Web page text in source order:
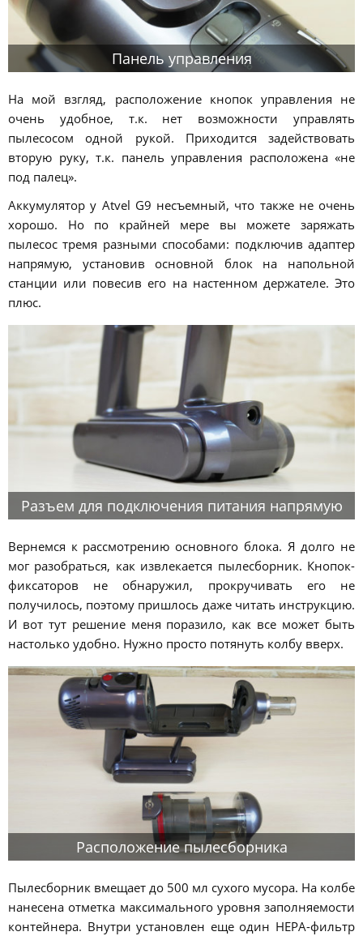
Панель управления
На мой взгляд, расположение кнопок управления не
очень удобное, т.к. нет возможности управлять
пылесосом одной рукой. Приходится задействовать
вторую руку, т.к. панель управления расположена «не
под палец».
Аккумулятор у Atvel G9 несъемный, что также не очень
хорошо. Но по крайней мере вы можете заряжать
пылесос тремя разными способами: подключив адаптер
напрямую, установив основной блок на напольной
станции или повесив его на настенном держателе. Это
плюс.
Разъем для подключения питания напрямую
Вернемся к рассмотрению основного блока. Я долго не
мог разобраться, как извлекается пылесборник. Кнопок-
фиксаторов не обнаружил, прокручивать его не
получилось, поэтому пришлось даже читать инструкцию.
И вот тут решение меня поразило, как все может быть
настолько удобно. Нужно просто потянуть колбу вверх.
Расположение пылесборника
Пылесборник вмещает до 500 мл сухого мусора. На колбе
нанесена отметка максимального уровня заполняемости
контейнера. Внутри установлен еще один HEPA-фильтр